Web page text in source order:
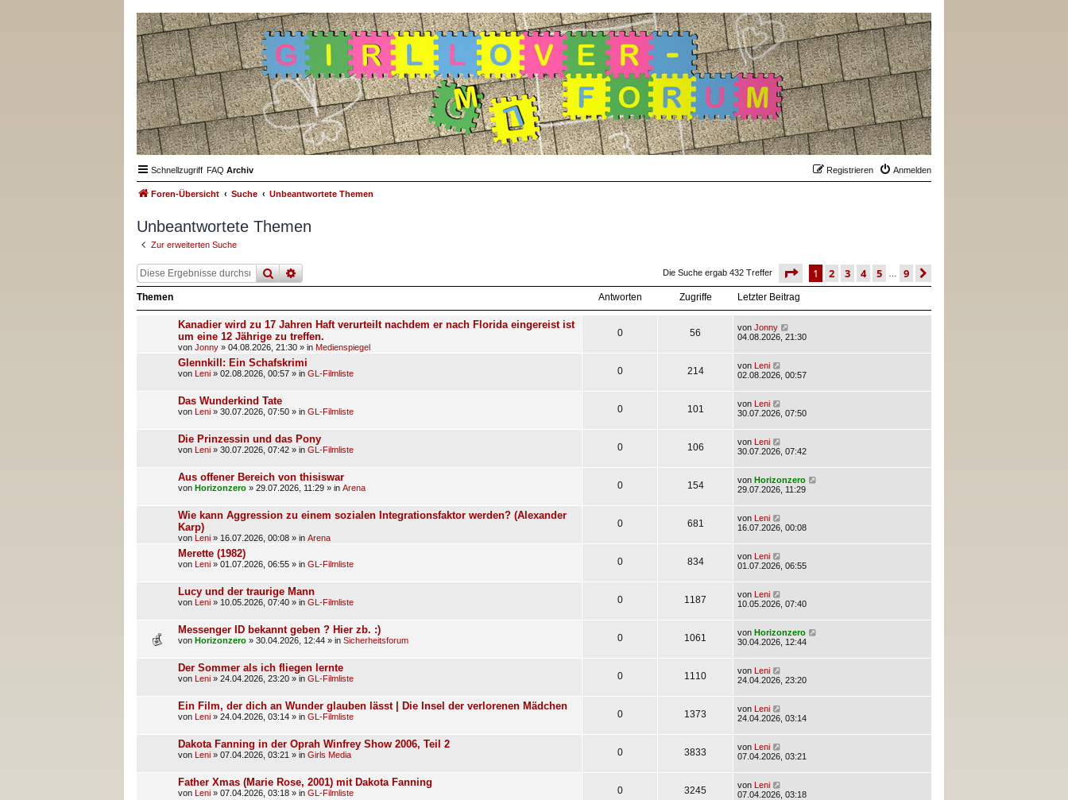
Schnellzugriff FAQ Archiv Anmelden
Registrieren
Foren-Übersicht Suche Unbeantwortete Themen
Unbeantwortete Themen
Zur erweiterten Suche
sucheerweiterte Die Suche ergab 432 Treffer seite 1 von 9
1 2 3 4 5 9
Themen Antworten Zugriffe Letzter Beitrag
Kanadier wird zu 17 Jahren Haft verurteilt nachdem er nach Florida eingereist ist
um eine 12 Jährige zu treffen.
von Jonny » 04.08.2026, 21:30 » in Medienspiegel
0 56 von Jonny
04.08.2026, 21:30
Glennkill: Ein Schafskrimi
von Leni » 02.08.2026, 00:57 » in GL-Filmliste 0 214 von Leni
02.08.2026, 00:57
Das Wunderkind Tate
von Leni » 30.07.2026, 07:50 » in GL-Filmliste 0 101 von Leni
30.07.2026, 07:50
Die Prinzessin und das Pony
von Leni » 30.07.2026, 07:42 » in GL-Filmliste 0 106 von Leni
30.07.2026, 07:42
Aus offener Bereich von thisiswar
von Horizonzero » 29.07.2026, 11:29 » in Arena 0 154 von Horizonzero
29.07.2026, 11:29
Wie kann Aggression zu einem sozialen Integrationsfaktor werden? (Alexander
Karp)
von Leni » 16.07.2026, 00:08 » in Arena
0 681 von Leni
16.07.2026, 00:08
Merette (1982)
von Leni » 01.07.2026, 06:55 » in GL-Filmliste 0 834 von Leni
01.07.2026, 06:55
Lucy und der traurige Mann
von Leni » 10.05.2026, 07:40 » in GL-Filmliste 0 1187 von Leni
10.05.2026, 07:40
Messenger ID bekannt geben ? Hier zb. :)
von Horizonzero » 30.04.2026, 12:44 » in Sicherheitsforum 0 1061 von Horizonzero
30.04.2026, 12:44
Der Sommer als ich fliegen lernte
von Leni » 24.04.2026, 23:20 » in GL-Filmliste 0 1110 von Leni
24.04.2026, 23:20
Ein Film, der dich an Wunder glauben lässt | Die Insel der verlorenen Mädchen
von Leni » 24.04.2026, 03:14 » in GL-Filmliste 0 1373 von Leni
24.04.2026, 03:14
Dakota Fanning in der Oprah Winfrey Show 2006, Teil 2
von Leni » 07.04.2026, 03:21 » in Girls Media 0 3833 von Leni
07.04.2026, 03:21
Father Xmas (Marie Rose, 2001) mit Dakota Fanning
von Leni » 07.04.2026, 03:18 » in GL-Filmliste 0 3245 von Leni
07.04.2026, 03:18